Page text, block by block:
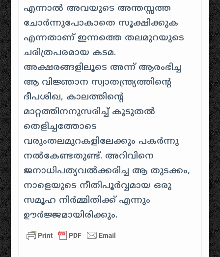
എന്നാൽ അവയുടെ അന്തസ്സത്ത
ചോർന്നുപോകാതെ സൂക്ഷിക്കുക
എന്നതാണ് ഇന്നത്തെ തലമുറയുടെ
ചരിത്രപരമായ കടമ.
അക്ഷരങ്ങളിലൂടെ അന്ന് ആരംഭിച്ച
ആ വിജ്ഞാന സ്വാതന്ത്ര്യത്തിന്റെ
ദീപശിഖ, കാലത്തിന്റെ
മാറ്റത്തിനനുസരിച്ച് കൂടുതൽ
തെളിച്ചത്തോടെ
വരുംതലമുറകളിലേക്കും പകർന്നു
നൽകേണ്ടതുണ്ട്. അറിവിനെ
ജനാധിപത്യവൽക്കരിച്ച ആ തുടക്കം,
നാളെയുടെ നീതിപൂർവ്വമായ ഒരു
സമൂഹ നിർമ്മിതിക്ക് എന്നും
ഊർജ്ജമായിരിക്കും.